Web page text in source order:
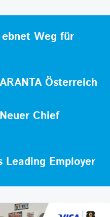
Weg für
Österreich
Chief
Leading Employer